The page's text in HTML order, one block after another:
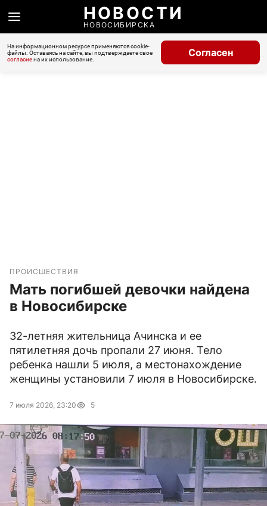
НОВОСТИ
НОВОСИБИРСКА
На информационном ресурсе применяются cookie-
файлы. Оставаясь на сайте, вы подтверждаете свое
согласиена их использование.
Согласен
ПРОИСШЕСТВИЯ
Мать погибшей девочки найдена
в Новосибирске
32-летняя жительница Ачинска и ее
пятилетняя дочь пропали 27 июня. Тело
ребенка нашли 5 июля, а местонахождение
женщины установили 7 июля в Новосибирске.
7 июля 2026, 23:20 5